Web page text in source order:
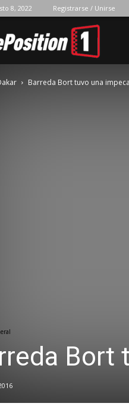
8, 2022 Registrarse / Unirse
Barreda Bort tuvo una
Bort